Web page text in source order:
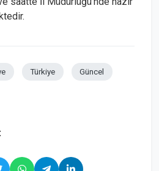
Türkiye Güncel